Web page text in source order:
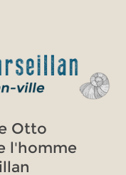
Otto
l'homme